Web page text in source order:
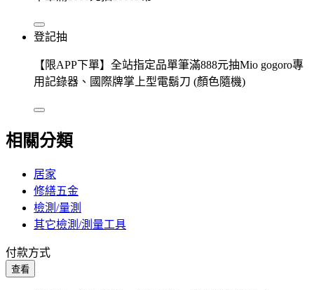
登記抽
【限APP下單】全站指定品單筆滿888元抽Mio gogoro專
用記錄器、國際牌掌上型電鬍刀 (顏色隨機)
相關分類
居家
修繕五金
檢測/量測
其它檢測/測量工具
付款方式
查看